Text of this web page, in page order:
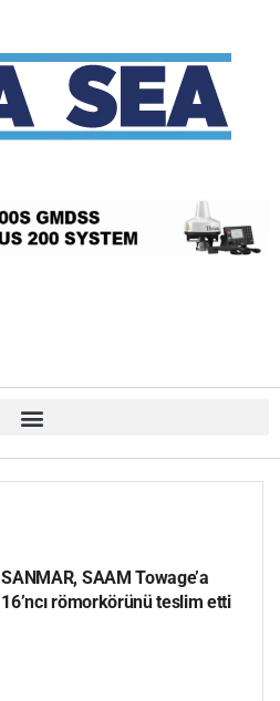
SANMAR, SAAM Towage’a
16’ncı römorkörünü teslim etti